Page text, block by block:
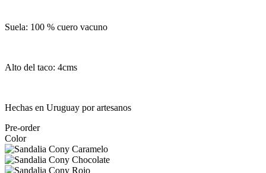
Suela: 100 % cuero vacuno
Alto del taco: 4cms
Hechas en Uruguay por artesanos
Pre-order
Color